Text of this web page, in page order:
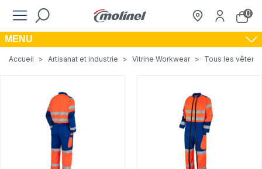
0
MENU
Accueil > Artisanat et industrie > Vitrine Workwear > Tous les